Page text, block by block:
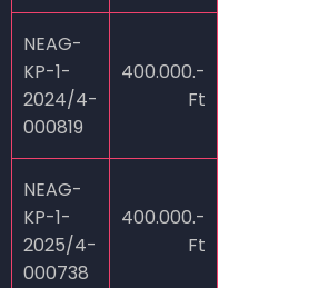
NEAG-
KP-1-
2024/4-
000819
400.000.-
Ft
NEAG-
KP-1-
2025/4-
000738
400.000.-
Ft